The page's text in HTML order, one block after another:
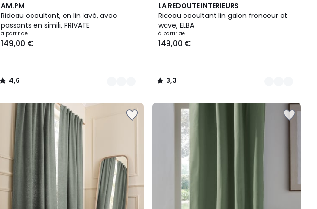
AM.PM
Rideau occultant, en lin lavé, avec
passants en simili, PRIVATE
à partir de
149,00 €
4,6
/ 5
11
Couleurs
4,6
/
LA REDOUTE INTERIEURS
Rideau occultant lin galon fronceur et
wave, ELBA
à partir de
149,00 €
3,3
/ 5
4
Couleurs
3,3
/